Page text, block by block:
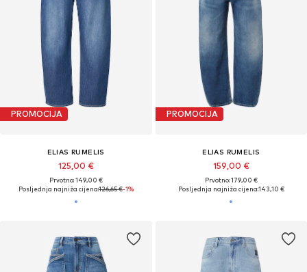
PROMOCIJA
ELIAS RUMELIS
125,00 €
Prvotno: 149,00 €
Posljednja najniža cijena:126,65 €-1%
PROMOCIJA
ELIAS RUMELIS
159,00 €
Prvotno: 179,00 €
Posljednja najniža cijena:143,10 €